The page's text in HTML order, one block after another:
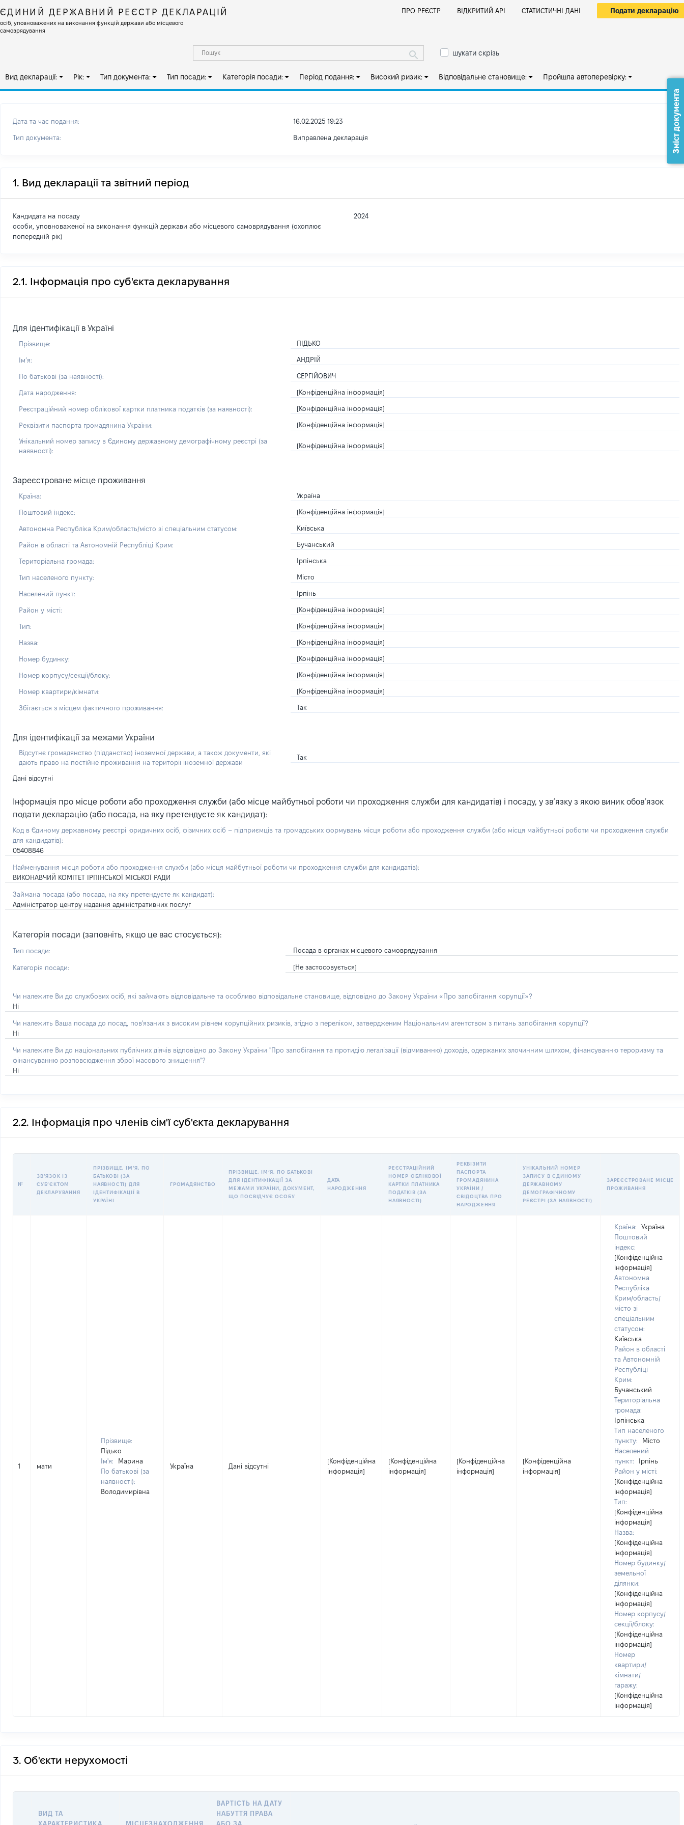
ЄДИНИЙ ДЕРЖАВНИЙ РЕЄСТР ДЕКЛАРАЦІЙ
осіб, уповноважених на виконання функцій держави або місцевого
самоврядування
ПРО РЕЄСТР ВІДКРИТИЙ АРІ СТАТИСТИЧНІ ДАНІ Подати декларацію
шукати скрізь
Вид декларації: Рік: Тип документа: Тип посади: Категорія посади: Період подання: Високий ризик: Відповідальне становище: Пройшла автоперевірку:
Дата та час подання: 16.02.2025 19:23
Тип документа: Виправлена декларація
1. Вид декларації та звітний період
Кандидата на посаду
особи, уповноваженої на виконання функцій держави або місцевого самоврядування (охоплює
попередній рік)
2024
2.1. Інформація про суб'єкта декларування
Для ідентифікації в Україні
Прізвище: ПІДЬКО
Імʼя: АНДРІЙ
По батькові (за наявності): СЕРГІЙОВИЧ
Дата народження: [Конфіденційна інформація]
Реєстраційний номер облікової картки платника податків (за наявності): [Конфіденційна інформація]
Реквізити паспорта громадянина України: [Конфіденційна інформація]
Унікальний номер запису в Єдиному державному демографічному реєстрі (за
наявності):
[Конфіденційна інформація]
Зареєстроване місце проживання
Країна: Україна
Поштовий індекс: [Конфіденційна інформація]
Автономна Республіка Крим/область/місто зі спеціальним статусом: Київська
Район в області та Автономній Республіці Крим: Бучанський
Територіальна громада: Ірпінська
Тип населеного пункту: Місто
Населений пункт: Ірпінь
Район у місті: [Конфіденційна інформація]
Тип: [Конфіденційна інформація]
Назва: [Конфіденційна інформація]
Номер будинку: [Конфіденційна інформація]
Номер корпусу/секції/блоку: [Конфіденційна інформація]
Номер квартири/кімнати: [Конфіденційна інформація]
Збігається з місцем фактичного проживання: Так
Для ідентифікації за межами України
Відсутнє громадянство (підданство) іноземної держави, а також документи, які
дають право на постійне проживання на території іноземної держави
Так
Дані відсутні
Інформація про місце роботи або проходження служби (або місце майбутньої роботи чи проходження служби для кандидатів) і посаду, у зв’язку з якою виник обов’язок
подати декларацію (або посада, на яку претендуєте як кандидат):
Код в Єдиному державному реєстрі юридичних осіб, фізичних осіб – підприємців та громадських формувань місця роботи або проходження служби (або місця майбутньої роботи чи проходження служби
для кандидатів):
05408846
Найменування місця роботи або проходження служби (або місця майбутньої роботи чи проходження служби для кандидатів):
ВИКОНАВЧИЙ КОМІТЕТ ІРПІНСЬКОЇ МІСЬКОЇ РАДИ
Займана посада (або посада, на яку претендуєте як кандидат):
Адміністратор центру надання адміністративних послуг
Категорія посади (заповніть, якщо це вас стосується):
Тип посади: Посада в органах місцевого самоврядування
Категорія посади: [Не застосовується]
Чи належите Ви до службових осіб, які займають відповідальне та особливо відповідальне становище, відповідно до Закону України «Про запобігання корупції»?
Ні
Чи належить Ваша посада до посад, пов'язаних з високим рівнем корупційних ризиків, згідно з переліком, затвердженим Національним агентством з питань запобігання корупції?
Ні
Чи належите Ви до національних публічних діячів відповідно до Закону України "Про запобігання та протидію легалізації (відмиванню) доходів, одержаних злочинним шляхом, фінансуванню тероризму та
фінансуванню розповсюдження зброї масового знищення"?
Ні
2.2. Інформація про членів сім'ї суб'єкта декларування
№
ЗВʼЯЗОК ІЗ
СУБʼЄКТОМ
ДЕКЛАРУВАННЯ
ПРІЗВИЩЕ, ІМʼЯ, ПО
БАТЬКОВІ (ЗА
НАЯВНОСТІ) ДЛЯ
ІДЕНТИФІКАЦІЇ В
УКРАЇНІ
ГРОМАДЯНСТВО
ПРІЗВИЩЕ, ІМʼЯ, ПО БАТЬКОВІ
ДЛЯ ІДЕНТИФІКАЦІЇ ЗА
МЕЖАМИ УКРАЇНИ, ДОКУМЕНТ,
ЩО ПОСВІДЧУЄ ОСОБУ
ДАТА
НАРОДЖЕННЯ
РЕЄСТРАЦІЙНИЙ
НОМЕР ОБЛІКОВОЇ
КАРТКИ ПЛАТНИКА
ПОДАТКІВ (ЗА
НАЯВНОСТІ)
РЕКВІЗИТИ
ПАСПОРТА
ГРОМАДЯНИНА
УКРАЇНИ /
СВІДОЦТВА ПРО
НАРОДЖЕННЯ
УНІКАЛЬНИЙ НОМЕР
ЗАПИСУ В ЄДИНОМУ
ДЕРЖАВНОМУ
ДЕМОГРАФІЧНОМУ
РЕЄСТРІ (ЗА НАЯВНОСТІ)
ЗАРЕЄСТРОВАНЕ МІСЦЕ
ПРОЖИВАННЯ
1 мати
Прізвище:
Підько
Ім'я:
Марина
По батькові (за
наявності):
Володимирівна
Україна Дані відсутні
[Конфіденційна
інформація]
[Конфіденційна
інформація]
[Конфіденційна
інформація]
[Конфіденційна
інформація]
Країна:
Україна
Поштовий
індекс:
[Конфіденційна
інформація]
Автономна
Республіка
Крим/область/
місто зі
спеціальним
статусом:
Київська
Район в області
та Автономній
Республіці
Крим:
Бучанський
Територіальна
громада:
Ірпінська
Тип населеного
пункту:
Місто
Населений
пункт:
Ірпінь
Район у місті:
[Конфіденційна
інформація]
Тип:
[Конфіденційна
інформація]
Назва:
[Конфіденційна
інформація]
Номер будинку/
земельної
ділянки:
[Конфіденційна
інформація]
Номер корпусу/
секції/блоку:
[Конфіденційна
інформація]
Номер
квартири/
кімнати/
гаражу:
[Конфіденційна
інформація]
3. Об'єкти нерухомості
ВИД ТА
ХАРАКТЕРИСТИКА
МІСЦЕЗНАХОДЖЕННЯ
ВАРТІСТЬ НА ДАТУ
НАБУТТЯ ПРАВА
АБО ЗА
Зміст документа